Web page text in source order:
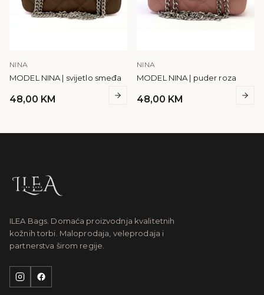
NINA
MODEL NINA | svijetlo smeđa
48,00 KM
NINA
MODEL NINA | puder roza
48,00 KM
ILEA Bags. Domaća proizvodnja kvalitetnih
kožnih torbi. Maloprodaja, veleprodaja i
partnerstva širom regije.